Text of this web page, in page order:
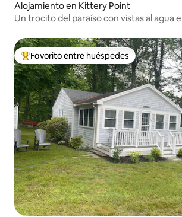
Alojamiento en Kittery Point
Un trocito del paraíso con vistas al agua
Favorito entre huéspedes preferido
Favorito entre huéspedes